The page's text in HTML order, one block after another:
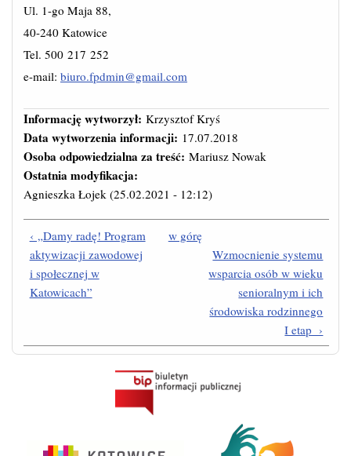
Ul. 1-go Maja 88,
40-240 Katowice
Tel. 500 217 252
e-mail: biuro.fpdmin@gmail.com
Informację wytworzył: Krzysztof Kryś
Data wytworzenia informacji: 17.07.2018
Osoba odpowiedzialna za treść: Mariusz Nowak
Ostatnia modyfikacja:
Agnieszka Łojek (25.02.2021 - 12:12)
‹ „Damy radę! Program
aktywizacji zawodowej
i społecznej w
Katowicach”
w górę
Wzmocnienie systemu
wsparcia osób w wieku
senioralnym i ich
środowiska rodzinnego
I etap ›